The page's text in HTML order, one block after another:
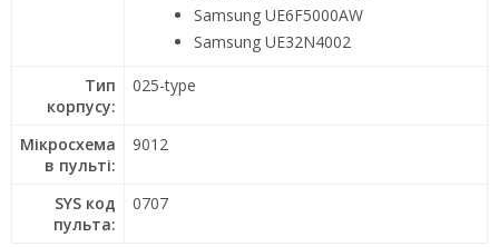
Samsung UE6F5000AW
Samsung UE32N4002
Тип
корпусу:
025-type
Мікросхема
в пульті:
9012
SYS код
пульта:
0707